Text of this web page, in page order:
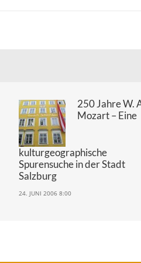
250 Jahre W.
Mozart – Eine
kulturgeographische
Spurensuche in der Stadt
Salzburg
24. JUNI 2006 8:00